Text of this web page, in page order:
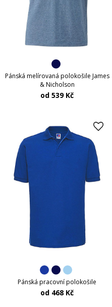
Pánská melírovaná polokošile James
& Nicholson
od 539 Kč
Pánská pracovní polokošile
od 468 Kč